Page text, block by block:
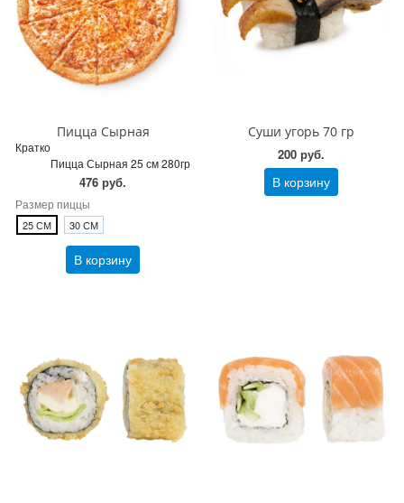
Пицца Сырная
Кратко
Пицца Сырная 25 см 280гр
476 руб.
Размер пиццы
25 СМ 30 СМ
В корзину
Суши угорь 70 гр
200 руб.
В корзину